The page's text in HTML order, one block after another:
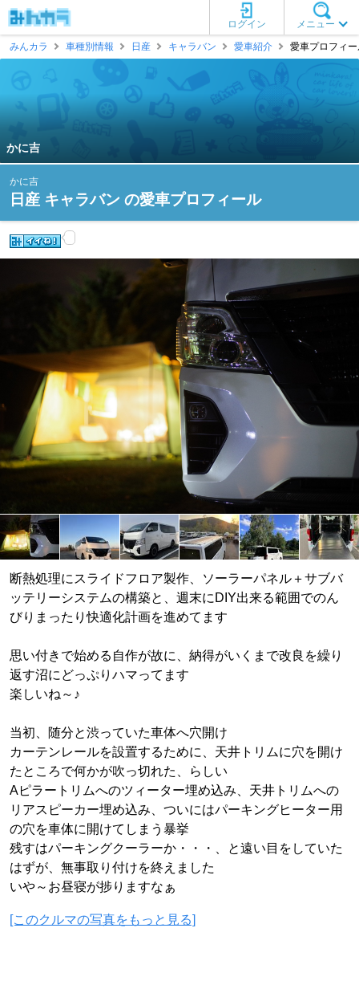
メニュー
ログイン
みんカラ
車種別情報 日産 キャラバン 愛車紹介 愛車プロフィ
かに吉
かに吉
日産 キャラバン の愛車プロフィール
断熱処理にスライドフロア製作、ソーラーパネル＋サブバ
ッテリーシステムの構築と、週末にDIY出来る範囲でのん
びりまったり快適化計画を進めてます
思い付きで始める自作が故に、納得がいくまで改良を繰り
返す沼にどっぷりハマってます
楽しいね～♪
当初、随分と渋っていた車体へ穴開け
カーテンレールを設置するために、天井トリムに穴を開け
たところで何かが吹っ切れた、らしい
Aピラートリムへのツィーター埋め込み、天井トリムへの
リアスピーカー埋め込み、ついにはパーキングヒーター用
の穴を車体に開けてしまう暴挙
残すはパーキングクーラーか・・・、と遠い目をしていた
はずが、無事取り付けを終えました
いや～お昼寝が捗りますなぁ
[このクルマの写真をもっと見る]